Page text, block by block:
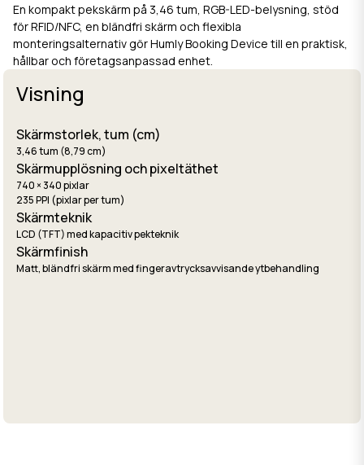
En kompakt pekskärm på 3,46 tum, RGB-LED-belysning, stöd
för RFID/NFC, en bländfri skärm och flexibla
monteringsalternativ gör Humly Booking Device till en praktisk,
hållbar och företagsanpassad enhet.
Visning
Skärmstorlek, tum (cm)
3,46 tum (8,79 cm)
Skärmupplösning och pixeltäthet
740 × 340 pixlar
235 PPI (pixlar per tum)
Skärmteknik
LCD (TFT) med kapacitiv pekteknik
Skärmfinish
Matt, bländfri skärm med fingeravtrycksavvisande ytbehandling